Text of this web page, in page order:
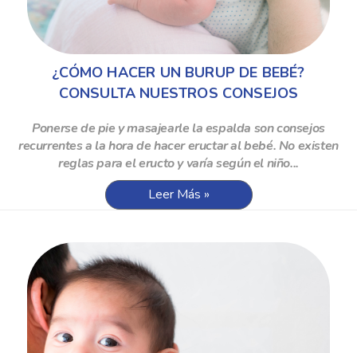
¿CÓMO HACER UN BURUP DE BEBÉ?
CONSULTA NUESTROS CONSEJOS
Ponerse de pie y masajearle la espalda son consejos
recurrentes a la hora de hacer eructar al bebé. No existen
reglas para el eructo y varía según el niño...
Leer Más »